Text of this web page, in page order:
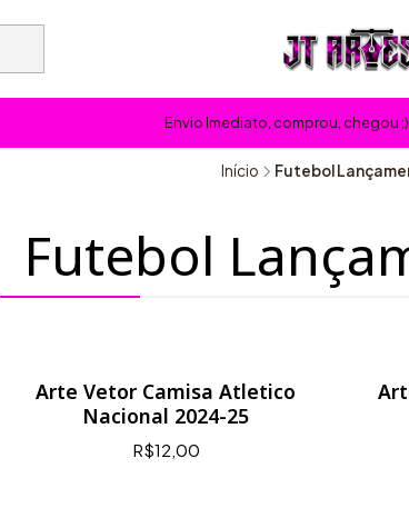
Envio Imediato, comprou, chegou
Início Futebol
Futebol
Arte Vetor Camisa Atletico
Nacional 2024-25
R$12,00